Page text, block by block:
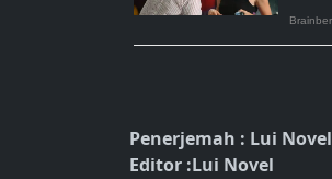
Penerjemah : Lui Novel
Editor :Lui Novel